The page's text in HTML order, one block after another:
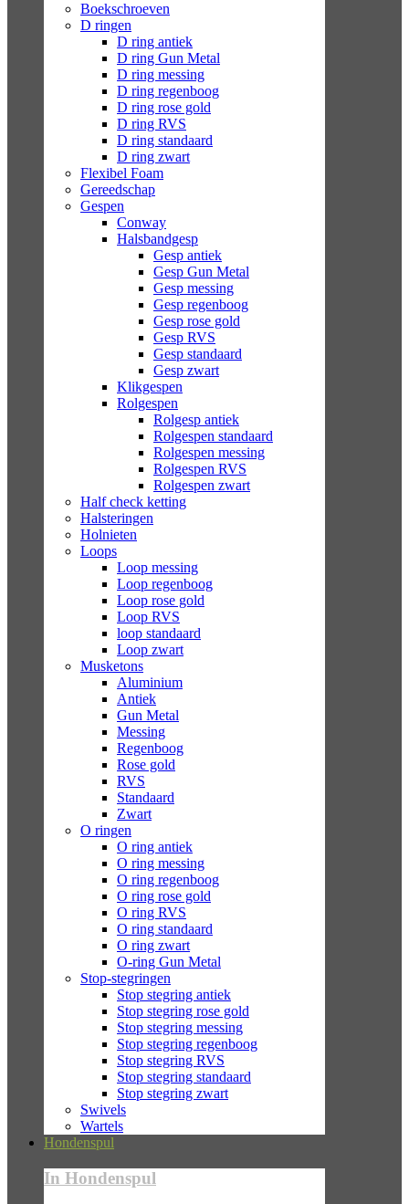
Boekschroeven
D ringen
D ring antiek
D ring Gun Metal
D ring messing
D ring regenboog
D ring rose gold
D ring RVS
D ring standaard
D ring zwart
Flexibel Foam
Gereedschap
Gespen
Conway
Halsbandgesp
Gesp antiek
Gesp Gun Metal
Gesp messing
Gesp regenboog
Gesp rose gold
Gesp RVS
Gesp standaard
Gesp zwart
Klikgespen
Rolgespen
Rolgesp antiek
Rolgespen standaard
Rolgespen messing
Rolgespen RVS
Rolgespen zwart
Half check ketting
Halsteringen
Holnieten
Loops
Loop messing
Loop regenboog
Loop rose gold
Loop RVS
loop standaard
Loop zwart
Musketons
Aluminium
Antiek
Gun Metal
Messing
Regenboog
Rose gold
RVS
Standaard
Zwart
O ringen
O ring antiek
O ring messing
O ring regenboog
O ring rose gold
O ring RVS
O ring standaard
O ring zwart
O-ring Gun Metal
Stop-stegringen
Stop stegring antiek
Stop stegring rose gold
Stop stegring messing
Stop stegring regenboog
Stop stegring RVS
Stop stegring standaard
Stop stegring zwart
Swivels
Wartels
Hondenspul
In Hondenspul